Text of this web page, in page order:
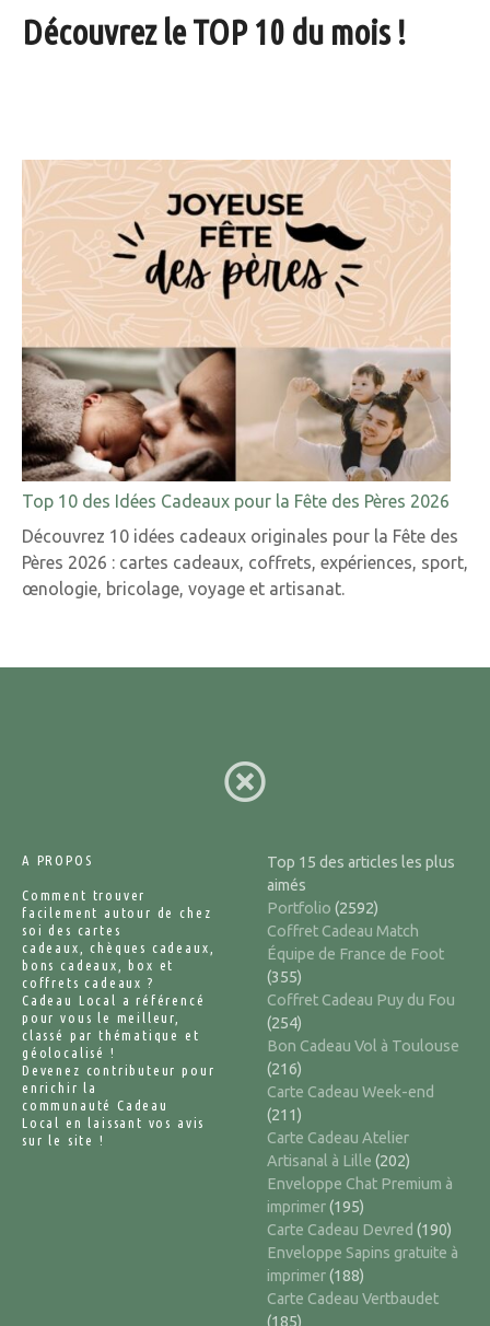
Découvrez le TOP 10 du mois !
Top 10 des Idées Cadeaux pour la Fête des Pères 2026
Découvrez 10 idées cadeaux originales pour la Fête des
Pères 2026 : cartes cadeaux, coffrets, expériences, sport,
œnologie, bricolage, voyage et artisanat.
A PROPOS
Comment trouver
facilement autour de chez
soi des cartes
cadeaux, chèques cadeaux,
bons cadeaux, box et
coffrets cadeaux ?
Cadeau Local a référencé
pour vous le meilleur,
classé par thématique et
géolocalisé !
Devenez contributeur pour
enrichir la
communauté Cadeau
Local en laissant vos avis
sur le site !
Top 15 des articles les plus
aimés
Portfolio (2592)
Coffret Cadeau Match
Équipe de France de Foot
(355)
Coffret Cadeau Puy du Fou
(254)
Bon Cadeau Vol à Toulouse
(216)
Carte Cadeau Week-end
(211)
Carte Cadeau Atelier
Artisanal à Lille (202)
Enveloppe Chat Premium à
imprimer(195)
Carte Cadeau Devred (190)
Enveloppe Sapins gratuite à
imprimer(188)
Carte Cadeau Vertbaudet
(185)